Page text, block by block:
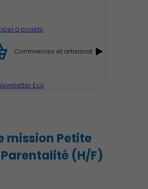
Découvrir Charenton
à projets
Commerces et artisanat
Éco
mission Petite
(H/F)